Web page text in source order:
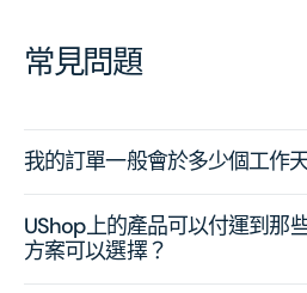
常見問題
我的訂單一般會於多少個工作
UShop上的產品可以付運到那
方案可以選擇？